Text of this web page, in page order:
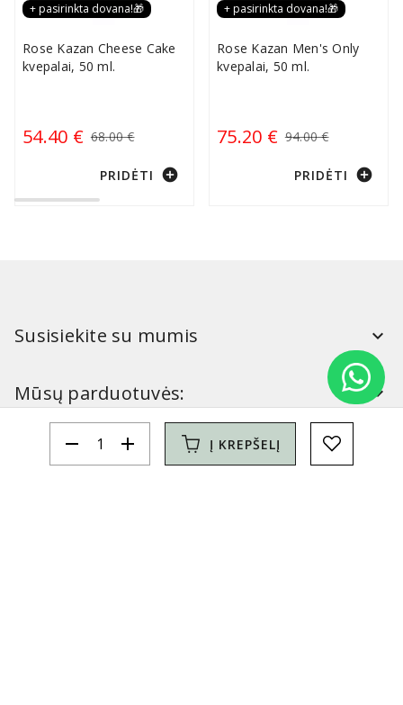
remove add Į KREPŠELĮ
+ pasirinkta dovana!🎁
Rose Kazan Cheese Cake
kvepalai, 50 ml.
54.40 € 68.00 €
PRIDĖTI add_circle
+ pasirinkta dovana!🎁
Rose Kazan Men's Only
kvepalai, 50 ml.
75.20 € 94.00 €
PRIDĖTI add_circle
Susisiekite su mumis
Mūsų parduotuvės:
Simitri